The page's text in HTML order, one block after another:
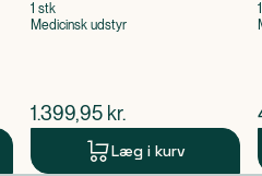
1 stk
Medicinsk udstyr
$nuværende pris
1.399,95 kr.
Læg i kurv